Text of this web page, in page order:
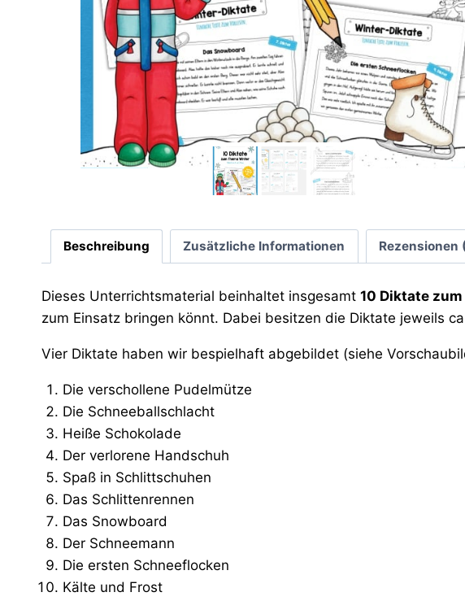
Beschreibung Zusätzliche Informationen Rezensionen
Dieses Unterrichtsmaterial beinhaltet insgesamt 10 Diktate
zum Einsatz bringen könnt. Dabei besitzen die Diktate jeweils
Vier Diktate haben wir bespielhaft abgebildet (siehe
Die verschollene Pudelmütze
Die Schneeballschlacht
Heiße Schokolade
Der verlorene Handschuh
Spaß in Schlittschuhen
Das Schlittenrennen
Das Snowboard
Der Schneemann
Die ersten Schneeflocken
Kälte und Frost